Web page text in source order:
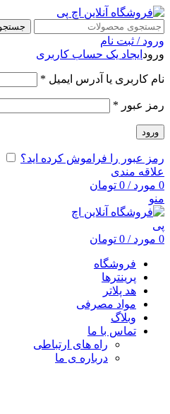
ورود / ثبت نام
ورود ایجاد یک حساب کاربری
نام کاربری یا آدرس ایمیل *
رمز عبور *
ورود
رمز عبور را فراموش کرده اید؟
علاقه مندی
0 مورد /
0 تومان
منو
0 مورد /
0 تومان
فروشگاه
پرینترها
هد پلاتر
مواد مصرفی
وبلاگ
تماس با ما
راه های ارتباطی
درباره ی ما